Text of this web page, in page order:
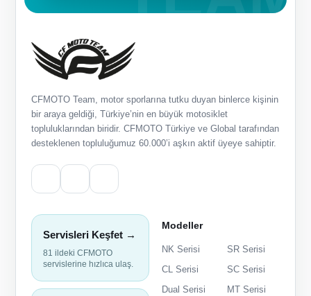
CFMOTO Team, motor sporlarına tutku duyan binlerce kişinin
bir araya geldiği, Türkiye’nin en büyük motosiklet
topluluklarından biridir. CFMOTO Türkiye ve Global tarafından
desteklenen topluluğumuz 60.000’i aşkın aktif üyeye sahiptir.
Servisleri Keşfet →
81 ildeki CFMOTO
servislerine hızlıca ulaş.
Modeller
NK Serisi
SR Serisi
CL Serisi
SC Serisi
Dual Serisi
MT Serisi